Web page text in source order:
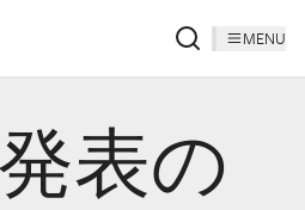
MENU
表の